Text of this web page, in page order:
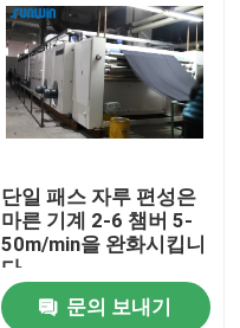
단일 패스 자루 편성은
마른 기계 2-6 챔버 5-
50m/min을 완화시킵니
다
문의 보내기